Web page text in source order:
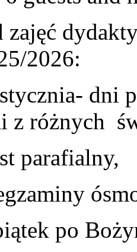
2026:
dni
z różnych
parafialny,
po